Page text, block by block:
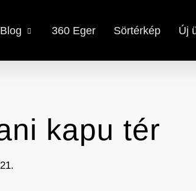
Blog 360 Eger Sörtérkép Új
kapu tér